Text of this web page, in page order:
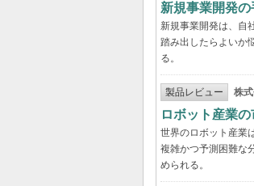
新規事業開発の
新規事業開発は、自
踏み出したらよいか
る。
製品レビュー 株
ロボット産業
世界のロボット産業
複雑かつ予測困難な
められる。